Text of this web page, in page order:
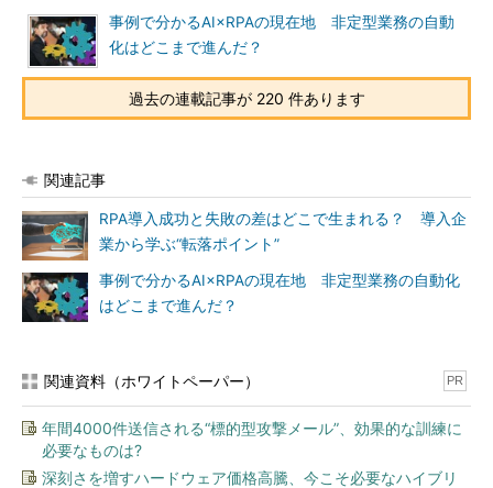
事例で分かるAI×RPAの現在地 非定型業務の自動
化はどこまで進んだ？
過去の連載記事が 220 件あります
関連記事
RPA導入成功と失敗の差はどこで生まれる？ 導入企
業から学ぶ“転落ポイント”
事例で分かるAI×RPAの現在地 非定型業務の自動化
はどこまで進んだ？
関連資料（ホワイトペーパー） PR
年間4000件送信される“標的型攻撃メール”、効果的な訓練に
必要なものは?
深刻さを増すハードウェア価格高騰、今こそ必要なハイブリ